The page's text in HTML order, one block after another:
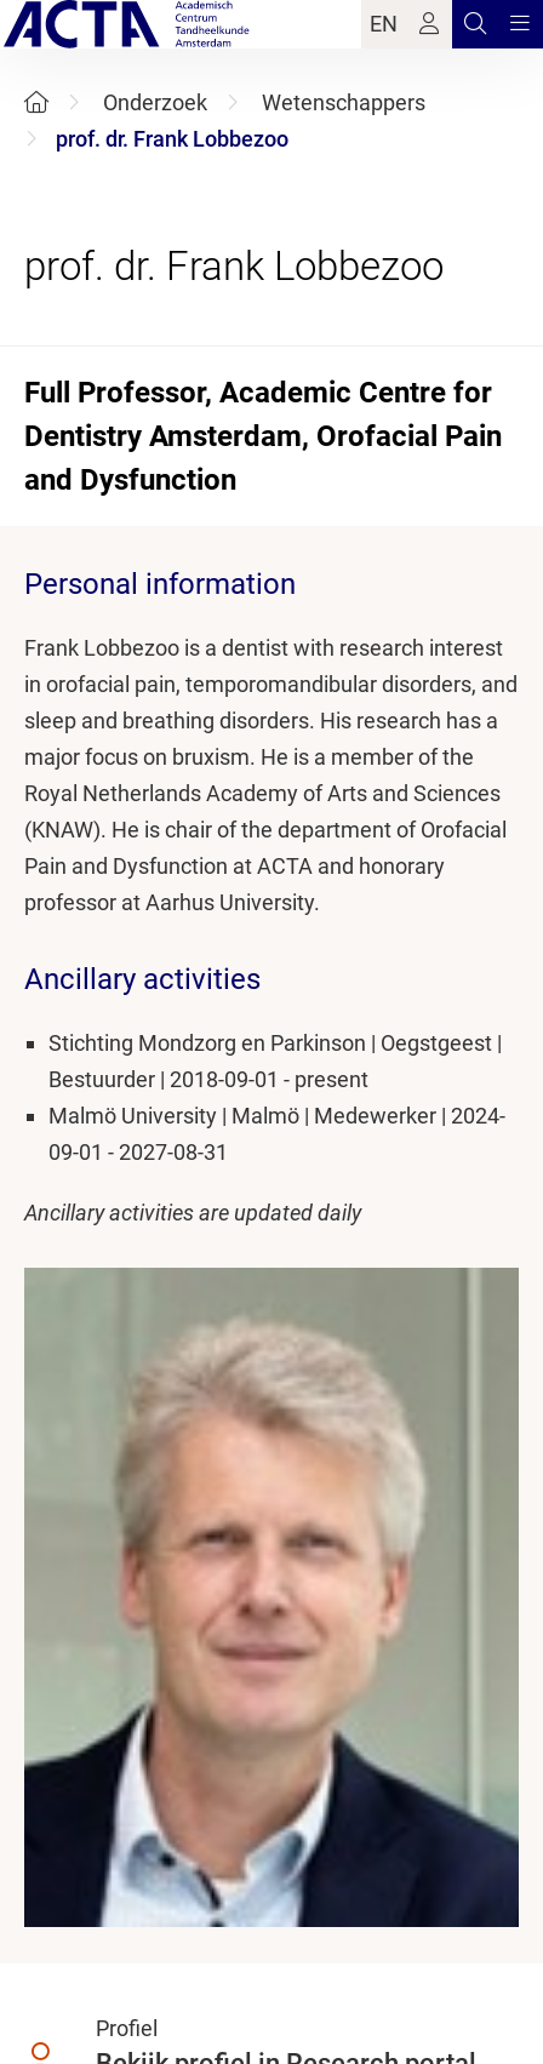
EN
Onderzoek
Wetenschappers
prof. dr. Frank Lobbezoo
Full Professor, Academic Centre for
Dentistry Amsterdam, Orofacial Pain
and Dysfunction
Personal information
Frank Lobbezoo is a dentist with research interest
in orofacial pain, temporomandibular disorders, and
sleep and breathing disorders. His research has a
major focus on bruxism. He is a member of the
Royal Netherlands Academy of Arts and Sciences
(KNAW). He is chair of the department of Orofacial
Pain and Dysfunction at ACTA and honorary
professor at Aarhus University.
Ancillary activities
Stichting Mondzorg en Parkinson | Oegstgeest |
Bestuurder | 2018-09-01 - present
Malmö University | Malmö | Medewerker | 2024-
09-01 - 2027-08-31
Ancillary activities are updated daily
Profiel